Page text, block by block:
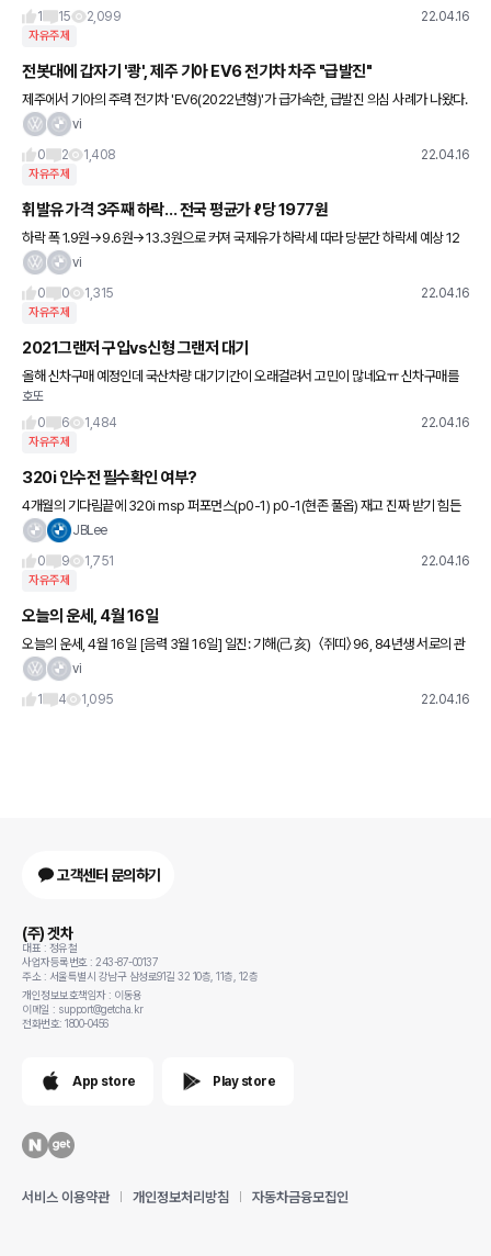
1
15 2,099 22.04.16
자유주제
전봇대에 갑자기 '쾅', 제주 기아 EV6 전기차 차주 "급발진"
제주에서 기아의 주력 전기차 'EV6(2022년형)'가 급가속한, 급발진 의심 사례가 나왔다.
차주는 가속 페달을 밟지 않았음에도 'EDR(Event Data Recorder·사고기록장치)' 가속
vi
0
2 1,408 22.04.16
자유주제
휘발유 가격 3주째 하락… 전국 평균가 ℓ당 1977원
하락 폭 1.9원→9.6원→13.3원으로 커져 국제유가 하락세 따라 당분간 하락세 예상 12
일 서울 시내 한 주유소 모습. 정부는 국내 휘발유 가격 안정을 위해 유류세 인하 폭을 내달
vi
0
0 1,315 22.04.16
자유주제
2021그랜저 구입vs신형 그랜저 대기
올해 신차구매 예정인데 국산차량 대기기간이 오래걸려서 고민이 많네요ㅠ 신차구매를
마음먹으니 하루라도 빨리 차를 받고 싶은데 신형 그랜저를 기다리자니 각종 결합의 마루
타가 되고싶지않고 ㅠ 신차구매부터
호또
0
6 1,484 22.04.16
자유주제
320i 인수전 필수확인 여부?
4개월의 기다림끝에 320i msp 퍼포먼스(p0-1) p0-1(현존 풀옵) 재고 진짜 받기 힘든
데 정말 운좋게 배차됐습니다. HUD나 전동트렁크, 반자율 등 안빠져서 기쁘네요.. 수입차
JBLee
0
9 1,751 22.04.16
자유주제
오늘의 운세, 4월 16일
오늘의 운세, 4월 16일 [음력 3월 16일] 일진: 기해(己亥) 〈쥐띠〉 96, 84년생 서로의 관
계에 발전이 있을 것이다. 아주 특별한 일이 기다리고 있다. 72년생 예상치도 않았던 일
vi
1
4 1,095 22.04.16
고객센터 문의하기
(주) 겟차
대표 : 정유철
사업자등록번호 : 243-87-00137
주소 : 서울특별시 강남구 삼성로91길 32 10층, 11층, 12층
개인정보보호책임자 : 이동용
이메일 : support@getcha.kr
전화번호: 1800-0456
App store Play store
서비스 이용약관 개인정보처리방침 자동차금융모집인